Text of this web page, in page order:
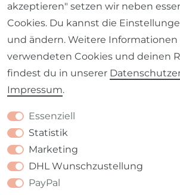
akzeptieren" setzen wir neben
Cookies. Du kannst die
und ändern. Weitere Informationen
verwendeten Cookies und deinen
findest du in unserer
Impressum.
Essenziell
Statistik
Marketing
DHL Wunschzustellung
PayPal